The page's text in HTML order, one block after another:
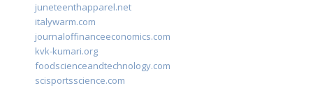
juneteenthapparel.net
italywarm.com
journaloffinanceeconomics.com
kvk-kumari.org
foodscienceandtechnology.com
scisportsscience.com